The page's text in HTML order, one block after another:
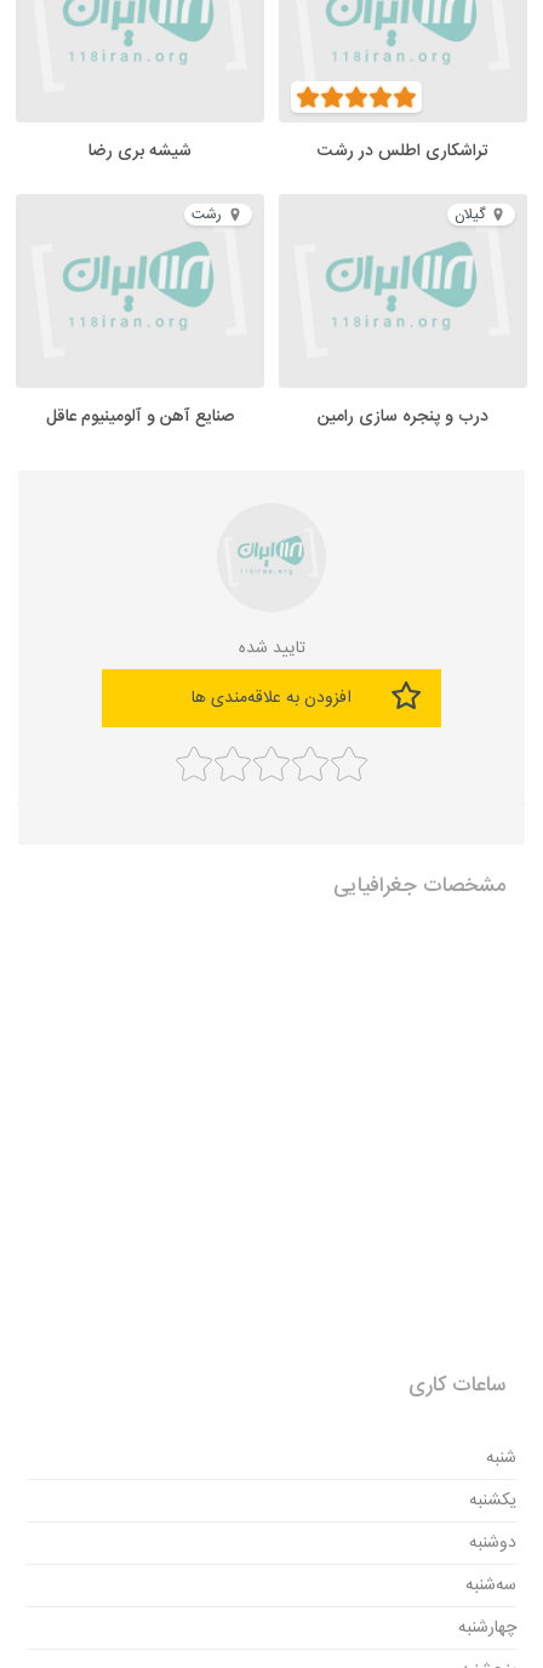
تراشکاری اطلس در رشت شیشه بری رضا
گیلان
درب و پنجره سازی رامین
رشت
صنایع آهن و آلومینیوم عاقل
تایید شده
افزودن به علاقه‌مندی ها
مشخصات جغرافیایی
ساعات کاری
شنبه
یکشنبه
دوشنبه
سه‌شنبه
چهارشنبه